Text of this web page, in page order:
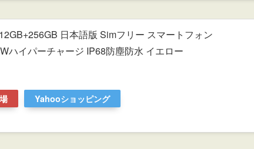
日本語版 Simフリー スマートフォン
ハイパーチャージ IP68防塵防水 イエロー
Yahooショッピング